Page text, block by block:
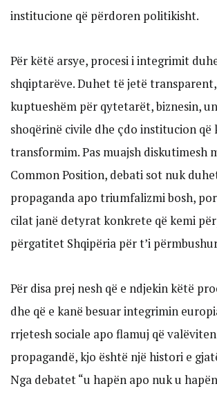
institucione që përdoren politikisht.
Për këtë arsye, procesi i integrimit
shqiptarëve. Duhet të jetë
kuptueshëm për qytetarët, biznesin,
shoqërinë civile dhe çdo institucion që
transformim. Pas muajsh diskutimesh
Common Position, debati sot nuk
propaganda apo triumfalizmi bosh,
cilat janë detyrat konkrete që kemi
përgatitet Shqipëria për t’i
Për disa prej nesh që e ndjekin këtë
dhe që e kanë besuar integrimin
rrjetesh sociale apo flamuj që
propagandë, kjo është një histori e
Nga debatet “u hapën apo nuk u